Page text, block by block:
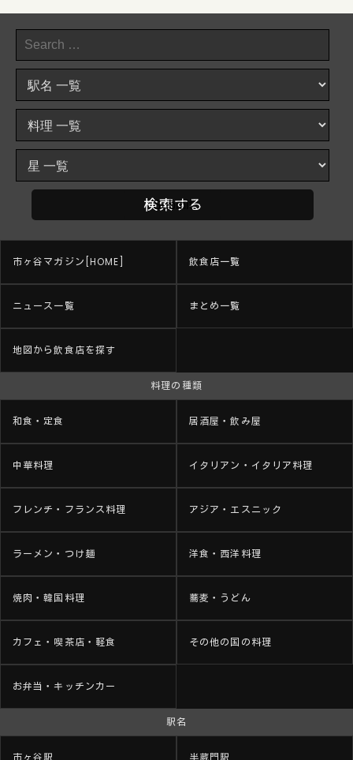
市ヶ谷マガジン[HOME] 飲食店一覧
ニュース一覧 まとめ一覧
地図から飲食店を探す
料理の種類
和食・定食 居酒屋・飲み屋
中華料理 イタリアン・イタリア料理
フレンチ・フランス料理 アジア・エスニック
ラーメン・つけ麺 洋食・西洋料理
焼肉・韓国料理 蕎麦・うどん
カフェ・喫茶店・軽食 その他の国の料理
お弁当・キッチンカー
駅名